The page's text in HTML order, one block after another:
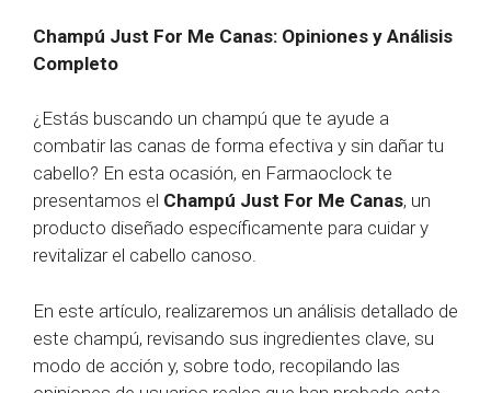
Champú Just For Me Canas: Opiniones y Análisis
Completo
¿Estás buscando un champú que te ayude a
combatir las canas de forma efectiva y sin dañar tu
cabello? En esta ocasión, en Farmaoclock te
presentamos el Champú Just For Me Canas, un
producto diseñado específicamente para cuidar y
revitalizar el cabello canoso.
En este artículo, realizaremos un análisis detallado de
este champú, revisando sus ingredientes clave, su
modo de acción y, sobre todo, recopilando las